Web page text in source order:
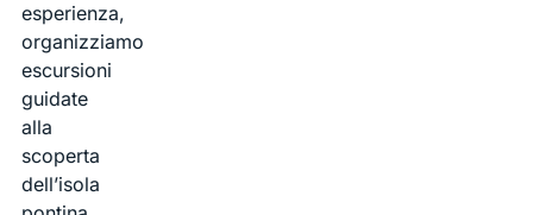
esperienza,
organizziamo
escursioni
guidate
alla
scoperta
dell’isola